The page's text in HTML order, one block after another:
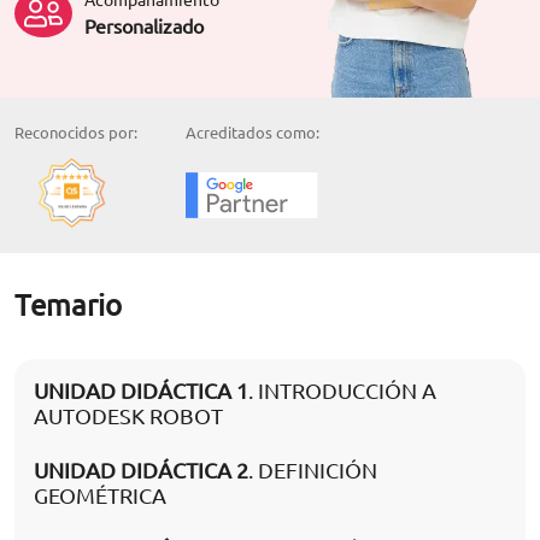
Personalizado
Reconocidos por: Acreditados como:
Temario
UNIDAD DIDÁCTICA 1. INTRODUCCIÓN A
AUTODESK ROBOT
UNIDAD DIDÁCTICA 2. DEFINICIÓN
GEOMÉTRICA